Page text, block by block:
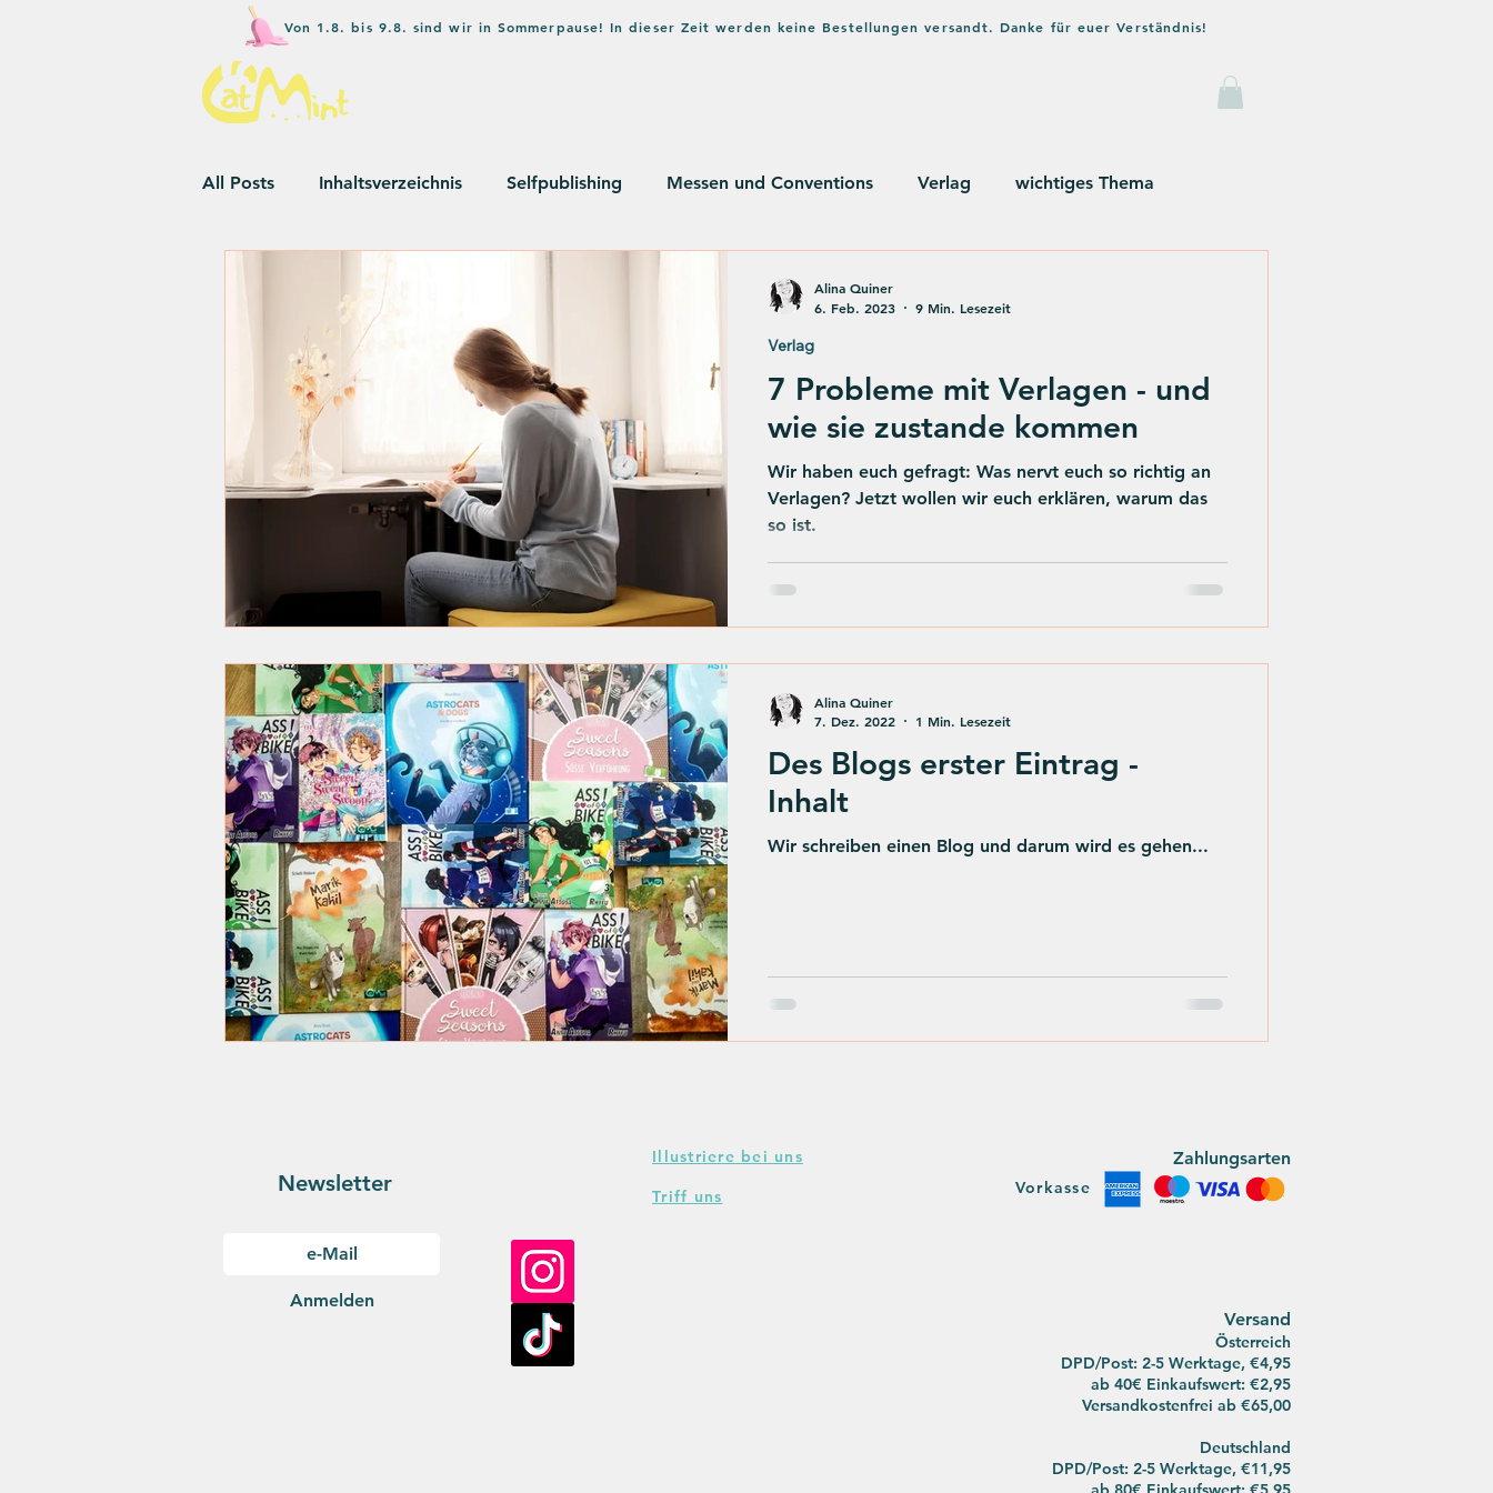
Von 1.8. bis 9.8. sind wir in Sommerpause! In dieser Zeit werden keine Bestellungen versandt. Danke für euer Verständnis!
All Posts Inhaltsverzeichnis Selfpublishing Messen und Conventions Verlag wichtiges Thema
7 Probleme mit Verlagen - und
wie sie zustande kommen
Wir haben euch gefragt: Was nervt euch so richtig an
Verlagen? Jetzt wollen wir euch erklären, warum das
so ist.
Verlag
Alina Quiner
6. Feb. 2023
9 Min. Lesezeit
Des Blogs erster Eintrag -
Inhalt
Wir schreiben einen Blog und darum wird es gehen...
Alina Quiner
7. Dez. 2022
1 Min. Lesezeit
Newsletter
Anmelden
Illustriere bei uns
Triff uns
Zahlungsarten
Vorkasse
Versand
Österreich
DPD/Post: 2-5 Werktage, €4,95
ab 40€ Einkaufswert: €2,95
Versandkostenfrei ab €65,00
Deutschland
DPD/Post: 2-5 Werktage, €11,95